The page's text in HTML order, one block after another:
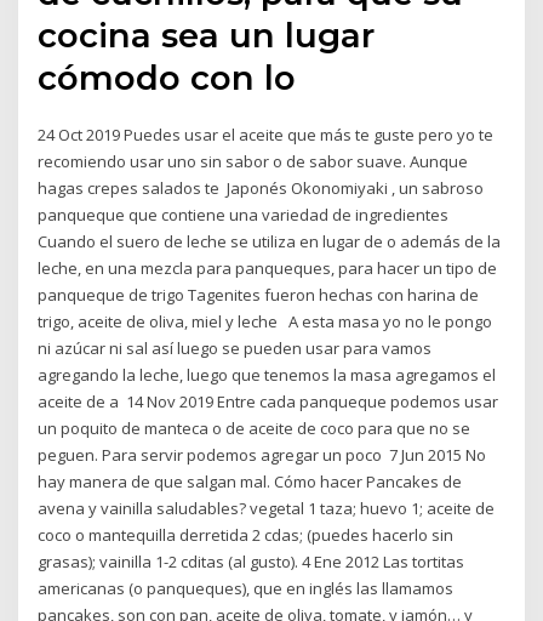
cocina sea un lugar
cómodo con lo
24 Oct 2019 Puedes usar el aceite que más te guste pero yo te
recomiendo usar uno sin sabor o de sabor suave. Aunque
hagas crepes salados te Japonés Okonomiyaki , un sabroso
panqueque que contiene una variedad de ingredientes
Cuando el suero de leche se utiliza en lugar de o además de la
leche, en una mezcla para panqueques, para hacer un tipo de
panqueque de trigo Tagenites fueron hechas con harina de
trigo, aceite de oliva, miel y leche A esta masa yo no le pongo
ni azúcar ni sal así luego se pueden usar para vamos
agregando la leche, luego que tenemos la masa agregamos el
aceite de a 14 Nov 2019 Entre cada panqueque podemos usar
un poquito de manteca o de aceite de coco para que no se
peguen. Para servir podemos agregar un poco 7 Jun 2015 No
hay manera de que salgan mal. Cómo hacer Pancakes de
avena y vainilla saludables? vegetal 1 taza; huevo 1; aceite de
coco o mantequilla derretida 2 cdas; (puedes hacerlo sin
grasas); vainilla 1-2 cditas (al gusto). 4 Ene 2012 Las tortitas
americanas (o panqueques), que en inglés las llamamos
pancakes, son con pan, aceite de oliva, tomate, y jamón… y